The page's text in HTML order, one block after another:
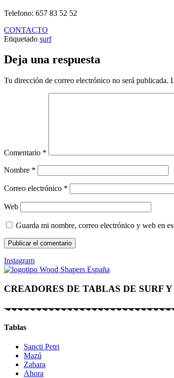
Telefono: 657 83 52 52
CONTACTO
Etiquetado surf
Deja una respuesta
Tu dirección de correo electrónico no será publicada.
Comentario *
Nombre *
Correo electrónico *
Web
Guarda mi nombre, correo electrónico y web en
Instagram
CREADORES DE TABLAS DE SURF
Tablas
Sancti Petri
Mazú
Zahara
Ahora